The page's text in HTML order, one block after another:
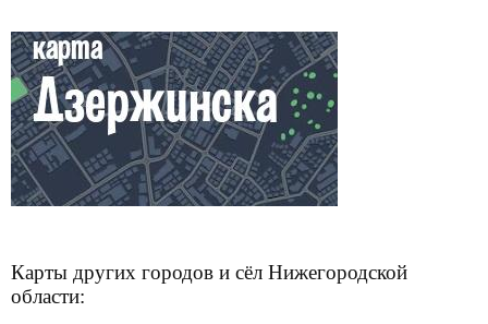
Карты других городов и сёл Нижегородской
области: